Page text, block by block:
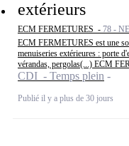
extérieurs
ECM FERMETURES - 78 -
ECM FERMETURES est une
menuiseries extérieures : porte
vérandas, pergolas(...) ECM
CDI - Temps plein
Publié il y a plus de 30 jours